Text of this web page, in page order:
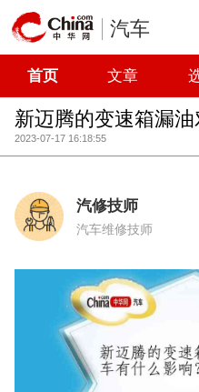
汽车
首页 文章
新迈腾的变速箱漏
2023-07-17 16:18:55
汽修技师
汽车维修技师